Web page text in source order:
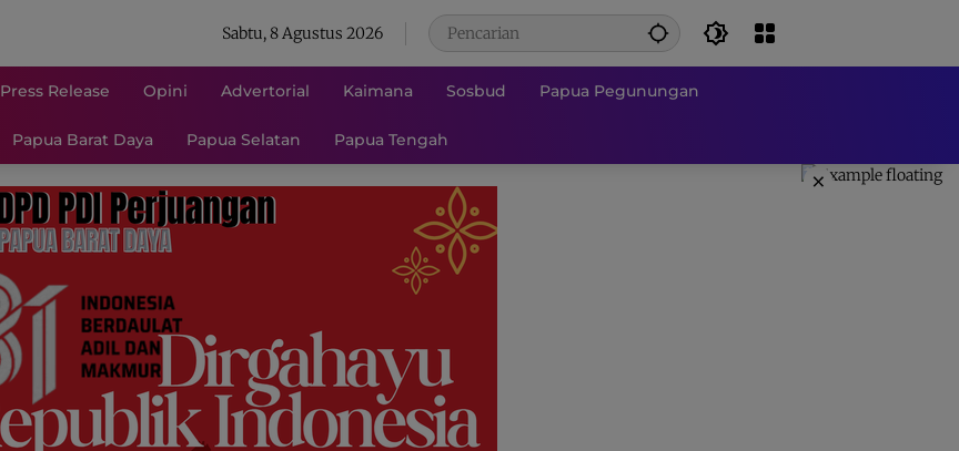
Sabtu, 8 Agustus 2026
Press Release Opini Advertorial Kaimana Sosbud Papua Pegunungan
Papua Barat Daya Papua Selatan Papua Tengah
×